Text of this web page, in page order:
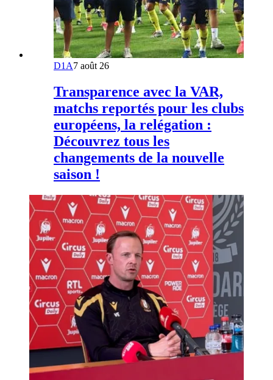
D1A7 août 26
Transparence avec la VAR,
matchs reportés pour les clubs
européens, la relégation :
Découvrez tous les
changements de la nouvelle
saison !